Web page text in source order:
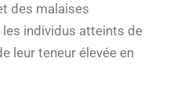
des malaises
les individus atteints de
leur teneur élevée en